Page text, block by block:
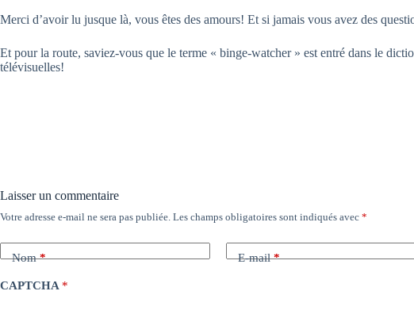
Merci d’avoir lu jusque là, vous êtes des amours! Et si jamais vous avez des
Et pour la route, saviez-vous que le terme « binge-watcher » est entré dans le
télévisuelles!
Laisser un commentaire
Votre adresse e-mail ne sera pas publiée. Les champs obligatoires sont indiqués avec *
Nom* E-mail*
CAPTCHA *